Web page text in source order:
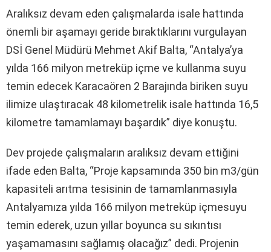
Aralıksız devam eden çalışmalarda isale hattında
önemli bir aşamayı geride bıraktıklarını vurgulayan
DSİ Genel Müdürü Mehmet Akif Balta, “Antalya’ya
yılda 166 milyon metreküp içme ve kullanma suyu
temin edecek Karacaören 2 Barajında biriken suyu
ilimize ulaştıracak 48 kilometrelik isale hattında 16,5
kilometre tamamlamayı başardık” diye konuştu.
Dev projede çalışmaların aralıksız devam ettiğini
ifade eden Balta, “Proje kapsamında 350 bin m3/gün
kapasiteli arıtma tesisinin de tamamlanmasıyla
Antalyamıza yılda 166 milyon metreküp içmesuyu
temin ederek, uzun yıllar boyunca su sıkıntısı
yaşamamasını sağlamış olacağız” dedi. Projenin